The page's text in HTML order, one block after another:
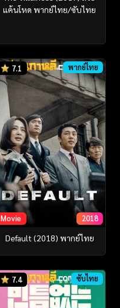
แค้นโหด พากย์ไทย/ซับไทย
7.1 พากย์ไทย
Movie 2018
Default (2018) พากย์ไทย
7.4 ซับไทย